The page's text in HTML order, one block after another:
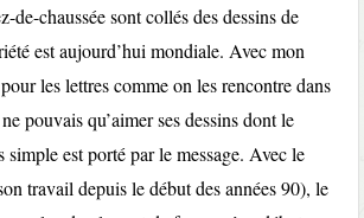
de-chaussée sont collés des dessins de
est aujourd’hui mondiale. Avec mon
les lettres comme on les rencontre dans
pouvais qu’aimer ses dessins dont le
simple est porté par le message. Avec le
travail depuis le début des années 90), le